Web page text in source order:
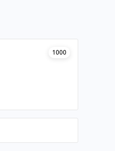
1000